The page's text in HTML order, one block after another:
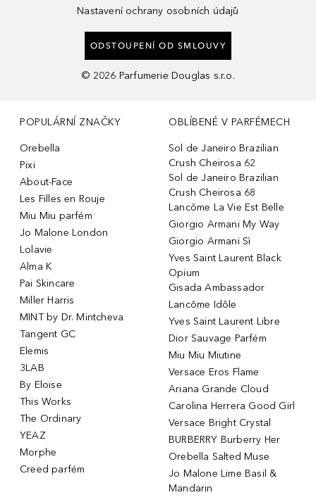
Nastavení ochrany osobních údajů
ODSTOUPENÍ OD SMLOUVY
© 2026 Parfumerie Douglas s.r.o.
POPULÁRNÍ ZNAČKY
Orebella
Pixi
About-Face
Les Filles en Rouje
Miu Miu parfém
Jo Malone London
Lolavie
Alma K
Pai Skincare
Miller Harris
MINT by Dr. Mintcheva
Tangent GC
Elemis
3LAB
By Eloise
This Works
The Ordinary
YEAZ
Morphe
Creed parfém
OBLÍBENÉ V PARFÉMECH
Sol de Janeiro Brazilian
Crush Cheirosa 62
Sol de Janeiro Brazilian
Crush Cheirosa 68
Lancôme La Vie Est Belle
Giorgio Armani My Way
Giorgio Armani Sì
Yves Saint Laurent Black
Opium
Gisada Ambassador
Lancôme Idôle
Yves Saint Laurent Libre
Dior Sauvage Parfém
Miu Miu Miutine
Versace Eros Flame
Ariana Grande Cloud
Carolina Herrera Good Girl
Versace Bright Crystal
BURBERRY Burberry Her
Orebella Salted Muse
Jo Malone Lime Basil &
Mandarin